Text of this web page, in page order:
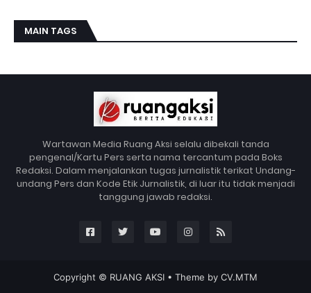
MAIN TAGS
Wartawan Media Ruang Aksi selalu dibekali tanda
pengenal/Kartu Pers serta nama tercantum pada Boks
Redaksi. Dalam menjalankan tugas jurnalistik terikat Undang-
undang Pers dan Kode Etik Jurnalistik, di luar itu tidak menjadi
tanggung jawab redaksi.
Copyright © RUANG AKSI • Theme by CV.MTM